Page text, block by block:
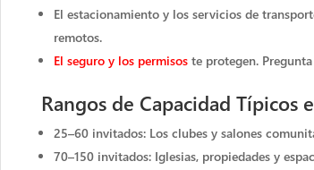
El estacionamiento y los servicios de
remotos.
El seguro y los permisos te protegen.
Rangos de Capacidad Típicos
25–60 invitados: Los clubes y salones
70–150 invitados: Iglesias, propiedades y